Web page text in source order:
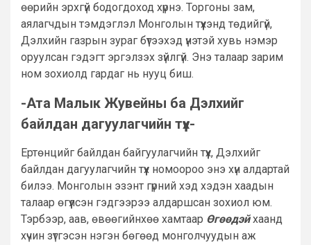
өөрийн эрхгүй бодогдоход хүрнэ. Торгоны зам,
аялагчдын тэмдэглэл Монголын түүхэнд төдийгүй,
Дэлхийн газрын зураг бүтээхэд үнэтэй хувь нэмэр
оруулсан гэдэгт эргэлзэх зүйлгүй. Энэ талаар зарим
ном зохиолд гардаг нь нууц биш.
-Ата Малык Жувейны ба Дэлхийг
байлдан дагуулагчийн түүх-
Ертөнцийг байлдан байгуулагчийн түүх, Дэлхийг
байлдан дагуулагчийн түүх номоороо энэ хүн алдартай
билээ. Монголын эзэнт гүрний хэд хэдэн хаадын
талаар өгүүлсэн гэдгээрээ алдаршсан зохиол юм.
Тэрбээр, аав, өвөөгийнхөө хамтаар Өгөөдэйхаанд
хүчин зүтгэсэн нэгэн бөгөөд монголчуудын аж